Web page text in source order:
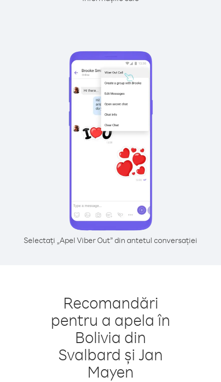
Selectați „Apel Viber Out” din antetul conversației
Recomandări
pentru a apela în
Bolivia din
Svalbard și Jan
Mayen